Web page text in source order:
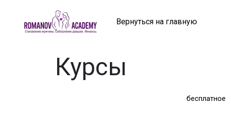
Вернуться на главную
Курсы
бесплатное